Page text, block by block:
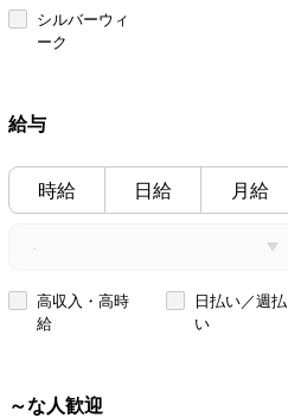
シルバーウィ
ーク
給与
時給 日給 月給
高収入・高時
給
日払い／週払
い
～な人歓迎